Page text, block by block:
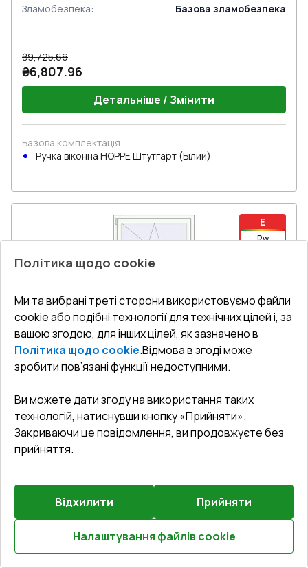
Розрахуй онлайн
Зламобезпека: Базова зламобезпека
₴9,725.66
₴6,807.96
Детальніше / Змінити
Базова комплектація
Ручка віконна HOPPE Штутгарт (Білий)
E
Rw
Попереднє
замовлення
Вікна 1000x1500 мм REHAU Euro 60 Білий (RAL 9016) з
двох сторін
Профільна система
Склопакет
Зламобезпека
Базова зламобезпека
Політика щодо cookie
Ми та вибрані треті сторони використовуємо файли
cookie або подібні технології для технічних цілей і, за
вашою згодою, для інших цілей, як зазначено в
Політика щодо cookie.Відмова в згоді може
зробити пов’язані функції недоступними.
Ви можете дати згоду на використання таких
технологій, натиснувши кнопку «Прийняти».
Закриваючи це повідомлення, ви продовжуєте без
прийняття.
Відхилити Прийняти
Налаштування файлів cookie